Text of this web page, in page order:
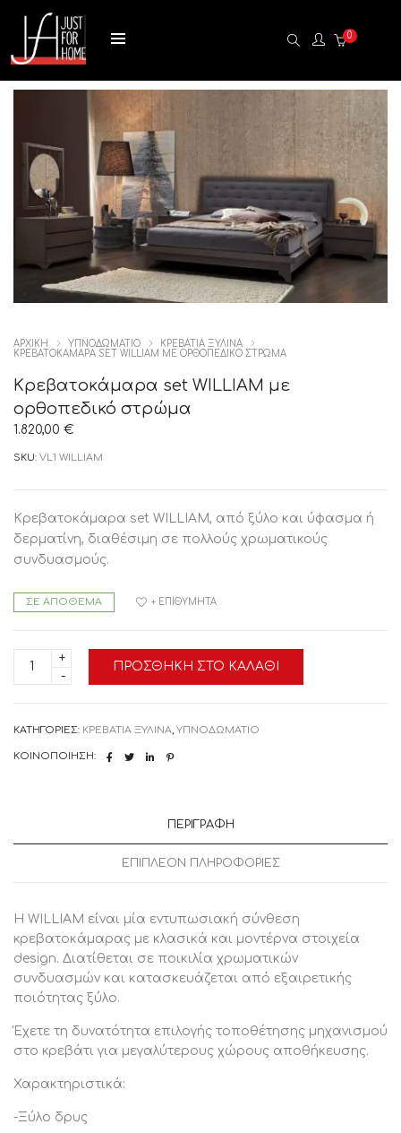
0
ΑΡΧΙΚΉ ΥΠΝΟΔΩΜΑΤΙΟ
ΚΡΕΒΑΤΙΑ ΞΥΛΙΝΑ
ΚΡΕΒΑΤΟΚΆΜΑΡΑ SET WILLIAM ΜΕ ΟΡΘΟΠΕΔΙΚΌ ΣΤΡΏΜΑ
Κρεβατοκάμαρα set WILLIAM με
ορθοπεδικό στρώμα
1.820,00 €
SKU: VL1 WILLIAM
Κρεβατοκάμαρα set WILLIAM, από ξύλο και ύφασμα ή
δερματίνη, διαθέσιμη σε πολλούς χρωματικούς
συνδυασμούς.
ΣΕ ΑΠΌΘΕΜΑ
Κρεβατοκάμαρα
set
ποσότητα
ΠΡΟΣΘΉΚΗ ΣΤΟ ΚΑΛΆΘΙ
+ ΕΠΙΘΥΜΗΤΆ
ΚΑΤΗΓΟΡΊΕΣ: ΚΡΕΒΑΤΙΑ ΞΥΛΙΝΑ, ΥΠΝΟΔΩΜΑΤΙΟ
ΚΟΙΝΟΠΟΊΗΣΗ:
ΠΕΡΙΓΡΑΦΉ
ΕΠΙΠΛΈΟΝ ΠΛΗΡΟΦΟΡΊΕΣ
Η WILLIAM είναι μία εντυπωσιακή σύνθεση
κρεβατοκάμαρας με κλασικά και μοντέρνα στοιχεία
design. Διατίθεται σε ποικιλία χρωματικών
συνδυασμών και κατασκευάζεται από εξαιρετικής
ποιότητας ξύλο.
Έχετε τη δυνατότητα επιλογής τοποθέτησης μηχανισμού
στο κρεβάτι για μεγαλύτερους χώρους αποθήκευσης.
Χαρακτηριστικά:
-Ξύλο δρυς